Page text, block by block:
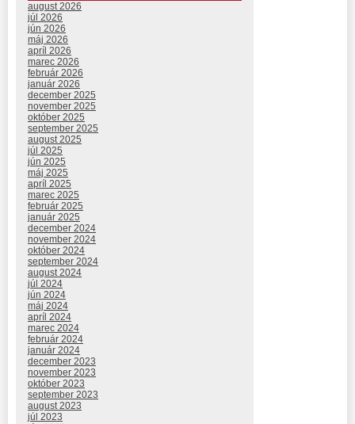
august 2026
júl 2026
jún 2026
máj 2026
apríl 2026
marec 2026
február 2026
január 2026
december 2025
november 2025
október 2025
september 2025
august 2025
júl 2025
jún 2025
máj 2025
apríl 2025
marec 2025
február 2025
január 2025
december 2024
november 2024
október 2024
september 2024
august 2024
júl 2024
jún 2024
máj 2024
apríl 2024
marec 2024
február 2024
január 2024
december 2023
november 2023
október 2023
september 2023
august 2023
júl 2023